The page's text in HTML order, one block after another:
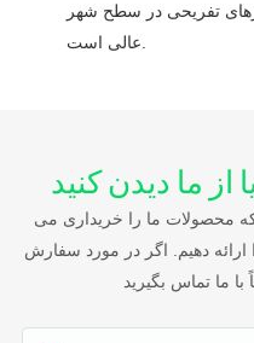
تفریحی در سطح شهر
یا از ما دیدن کنید
محصولات ما را خریداری می
دهیم. اگر در مورد سفارش